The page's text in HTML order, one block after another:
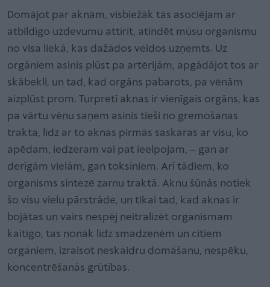
Domājot par aknām, visbiežāk tās asociējam ar
atbildīgo uzdevumu attīrīt, atindēt mūsu organismu
no visa liekā, kas dažādos veidos uzņemts. Uz
orgāniem asinis plūst pa artērijām, apgādājot tos ar
skābekli, un tad, kad orgāns pabarots, pa vēnām
aizplūst prom. Turpretī aknas ir vienīgais orgāns, kas
pa vārtu vēnu saņem asinis tieši no gremošanas
trakta, līdz ar to aknas pirmās saskaras ar visu, ko
apēdam, iedzeram vai pat ieelpojam, – gan ar
derīgām vielām, gan toksīniem. Arī tādiem, ko
organisms sintezē zarnu traktā. Aknu šūnās notiek
šo visu vielu pārstrāde, un tikai tad, kad aknas ir
bojātas un vairs nespēj neitralizēt organismam
kaitīgo, tas nonāk līdz smadzenēm un citiem
orgāniem, izraisot neskaidru domāšanu, nespēku,
koncentrēšanās grūtības.